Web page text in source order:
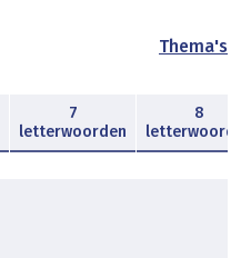
Thema's
7
letterwoorden
8